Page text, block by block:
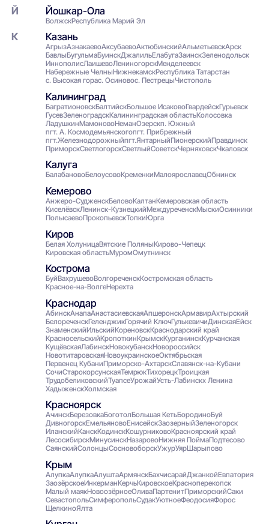
Йошкар-Ола
ВолжскРеспублика Марий Эл
Казань
АгрызАзнакаевоАксубаевоАктюбинскийАльметьевскАрск
БавлыБугульмаБуинскДжалильЕлабугаЗаинскЗеленодольск
ИннополисЛаишевоЛениногорскМенделеевск
Набережные ЧелныНижнекамскРеспублика Татарстан
с. Высокая горас. Осиновос. ПестрецыЧистополь
Калининград
БагратионовскБалтийскБольшое ИсаковоГвардейскГурьевск
ГусевЗеленоградскКалининградская областьКолосовка
ЛадушкинМамоновоНеманОзерскп. Южный
пгт. А. Космодемьянскогопгт. Прибрежный
пгт.Железнодорожныйпгт.ЯнтарныйПионерскийПравдинск
ПриморскСветлогорскСветлыйСоветскЧерняховскЧкаловск
Калуга
БалабановоБелоусовоКременкиМалоярославецОбнинск
Кемерово
Анжеро-СудженскБеловоКалтанКемеровская область
КиселёвскЛенинск-КузнецкийМеждуреченскМыскиОсинники
ПолысаевоПрокопьевскТопкиЮрга
Киров
Белая ХолуницаВятские ПоляныКирово-Чепецк
Кировская областьМуромОмутнинск
Кострома
БуйВахрушевоВолгореченскКостромская область
Красное-на-ВолгеНерехта
Краснодар
АбинскАнапаАнастасиевскаяАпшеронскАрмавирАхтырский
БелореченскГеленджикГорячий КлючГулькевичиДинскаяЕйск
ЗнаменскийИльскийКореновскКраснодарский край
КрасносельскийКропоткинКрымскКурганинскКурчанская
КущёвскаяЛабинскНовокубанскНовороссийск
НовотитаровскаяНовоукраинскоеОктябрьская
Первенец КубаниПриморско-АхтарскСлавянск-на-Кубани
СочиСтарокорсунскаяТемрюкТихорецкТроицкая
ТрудобеликовскийТуапсеУрожайУсть-Лабинскх Ленина
ХадыженскХолмская
Красноярск
АчинскБерезовкаБоготолБольшая КетьБородиноБуй
ДивногорскЕмельяновоЕнисейскЗаозерныйЗеленогорск
ИланскийКанскКодинскКошурниковоКрасноярский край
ЛесосибирскМинусинскНазаровоНижняя ПоймаПодтесово
СаянскийСолонцыСосновоборскУжурУярШарыпово
Крым
АлупкаАлупкаАлуштаАрмянскБахчисарайДжанкойЕвпатория
ЗаозёрскоеИнкерманКерчьКировскоеКрасноперекопск
Малый маякНовоозёрноеОливаПартенитПриморскийСаки
СевастопольСимферопольСудакУютноеФеодосияФорос
ЩелкиноЯлта